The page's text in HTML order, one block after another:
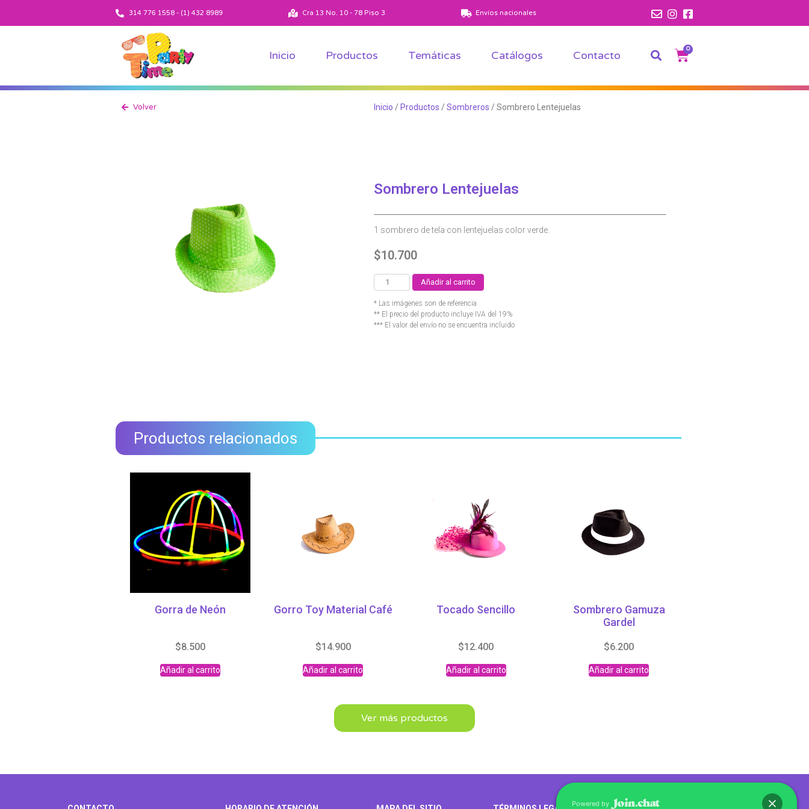
314 776 1558 - (1) 432 8989 Cra 13 No. 10 - 78 Piso 3 Envíos nacionales
Inicio Productos Temáticas Catálogos Contacto
0
Volver Inicio / Productos /Sombreros / Sombrero Lentejuelas
Sombrero Lentejuelas
1 sombrero de tela con lentejuelas color verde.
$10.700
Añadir al carrito
* Las imágenes son de referencia
** El precio del producto incluye IVA del 19%
*** El valor del envío no se encuentra incluido
Gorra de Neón
$8.500
Añadir al carrito
Gorro Toy Material Café
$14.900
Añadir al carrito
Tocado Sencillo
$12.400
Añadir al carrito
Sombrero Gamuza
Gardel
$6.200
Añadir al carrito
Productos relacionados
Ver más productos
Abrir chat
Powered by